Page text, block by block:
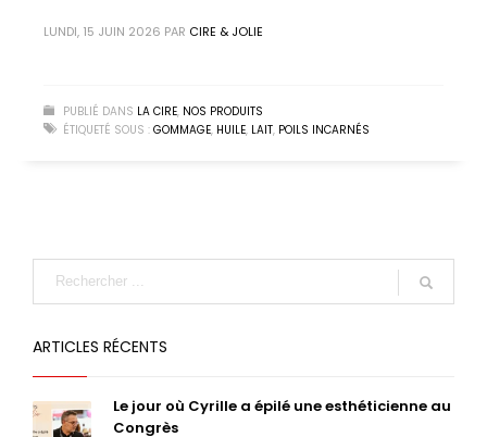
LUNDI, 15 JUIN 2026 PAR CIRE & JOLIE
PUBLIÉ DANS LA CIRE, NOS PRODUITS
ÉTIQUETÉ SOUS : GOMMAGE, HUILE, LAIT, POILS INCARNÉS
ARTICLES RÉCENTS
Le jour où Cyrille a épilé une esthéticienne au
Congrès